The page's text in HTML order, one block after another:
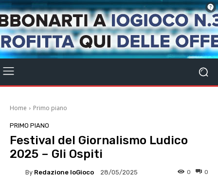
Home Primo piano
PRIMO PIANO
Festival del Giornalismo Ludico
2025 – Gli Ospiti
By Redazione IoGioco 28/05/2025 0
0